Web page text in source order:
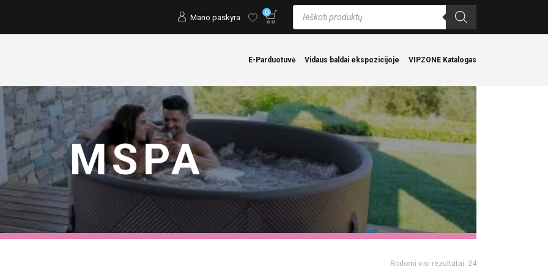
Mano paskyra 0
Products
search
E-Parduotuvė Vidaus baldai ekspozicijoje VIPZONE Katalogas
MSPA
Rodomi visi rezultatai: 24